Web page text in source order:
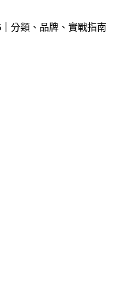
分類、品牌、實戰指南